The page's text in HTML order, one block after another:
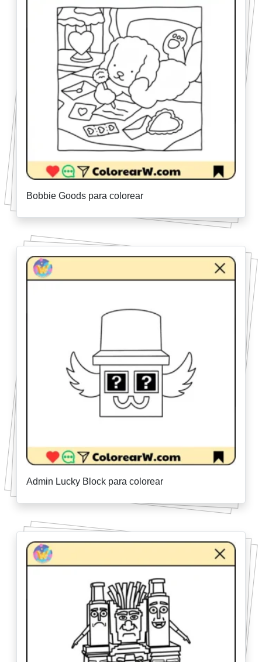
Bobbie Goods para colorear
Admin Lucky Block para colorear